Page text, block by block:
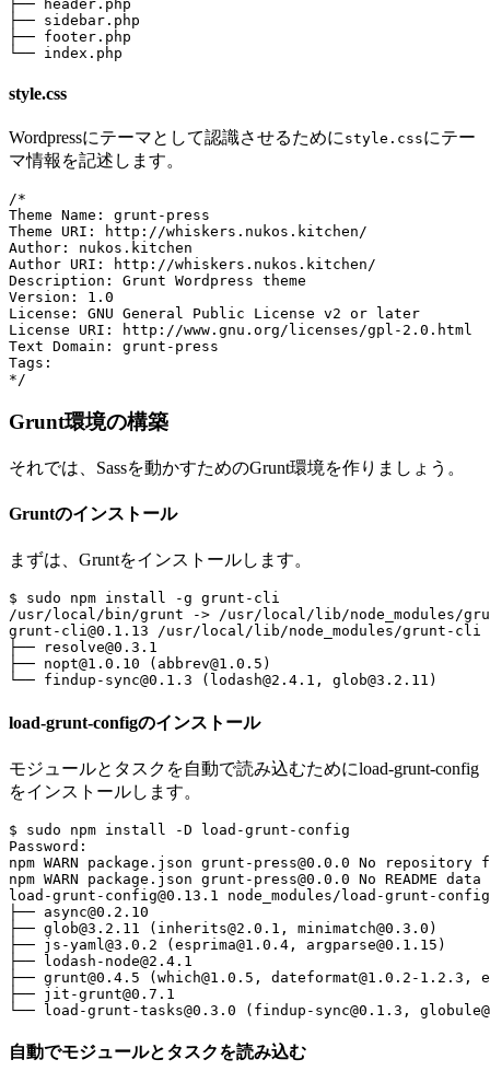
├── header.php
├── sidebar.php
├── footer.php
style.css
Wordpressにテーマとして認識させるために style.cssにテー
マ情報を記述します。
/*
Theme Name: grunt-press
Theme URI: http://whiskers.nukos.kitchen/
Author: nukos.kitchen
Author URI: http://whiskers.nukos.kitchen/
Description: Grunt Wordpress theme
Version: 1.0
License: GNU General Public License v2 or later
License URI: http://www.gnu.org/licenses/gpl-2.0.html
Text Domain: grunt-press
Tags:
*/
Grunt環境の構築
それでは、Sassを動かすためのGrunt環境を作りましょう。
Gruntのインストール
まずは、Gruntをインストールします。
$ sudo npm install -g grunt-cli
/usr/local/bin/grunt -> /usr/local/lib/node_modules/
grunt-cli@0.1.13 /usr/local/lib/node_modules/grunt-cli
├── resolve@0.3.1
├── nopt@1.0.10 (abbrev@1.0.5)
load-grunt-configのインストール
モジュールとタスクを自動で読み込むためにload-grunt-config
をインストールします。
$ sudo npm install -D load-grunt-config
Password:
npm WARN package.json grunt-press@0.0.0 No
npm WARN package.json grunt-press@0.0.0 No README data
load-grunt-config@0.13.1 node_modules/load-grunt-config
├── async@0.2.10
├── glob@3.2.11 (inherits@2.0.1, minimatch@0.3.0)
├── js-yaml@3.0.2 (esprima@1.0.4, argparse@0.1.15)
├── lodash-node@2.4.1
├── grunt@0.4.5 (which@1.0.5, dateformat@1.0.2-
├── jit-grunt@0.7.1
自動でモジュールとタスクを読み込む